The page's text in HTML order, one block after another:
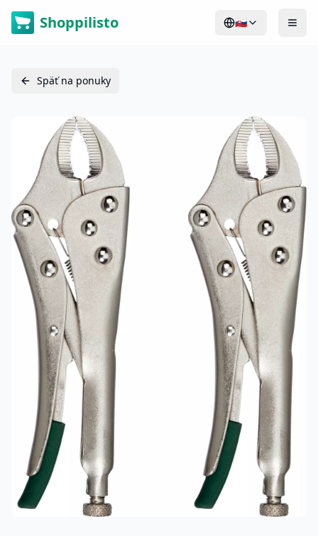
Shoppilisto 🇸🇰
Späť na ponuky